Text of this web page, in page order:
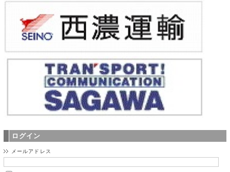
ログイン
メールアドレス